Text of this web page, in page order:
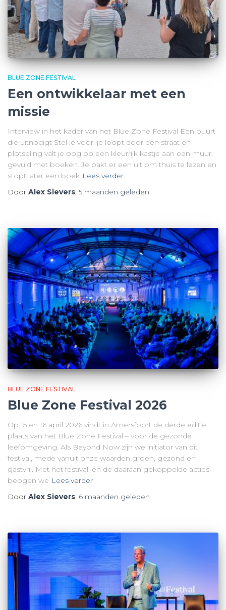
BLUE ZONE FESTIVAL
Een ontwikkelaar met een
missie
Interview in het kader van het Blue Zone Festival Een buurt
die uitnodigt Stel je voor: je loopt door een straat en
plotseling valt je oog op een kleurrijk kastje aan een muur,
gevuld met boeken. Je pakt er een uit om thuis te lezen en
stopt later een boek Lees verder
Door Alex Sievers, 5 maanden geleden
BLUE ZONE FESTIVAL
Blue Zone Festival 2026
Op 15 en 16 april 2026 vindt in Amersfoort de derde editie
plaats van het Blue Zone Festival – voor de gezonde
leefomgeving. Als Beyond Now zijn we initiator van dit
festival, mede vanuit onze waarden groen, gezond en
gastvrij. Met het festival, en de daaraan gekoppelde acties,
beogen we Lees verder
Door Alex Sievers, 6 maanden geleden